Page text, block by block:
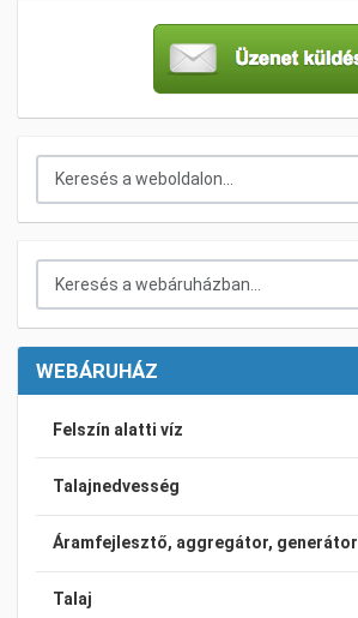
WEBÁRUHÁZ
Felszín alatti víz
Talajnedvesség
Áramfejlesztő, aggregátor, generátor
Talaj